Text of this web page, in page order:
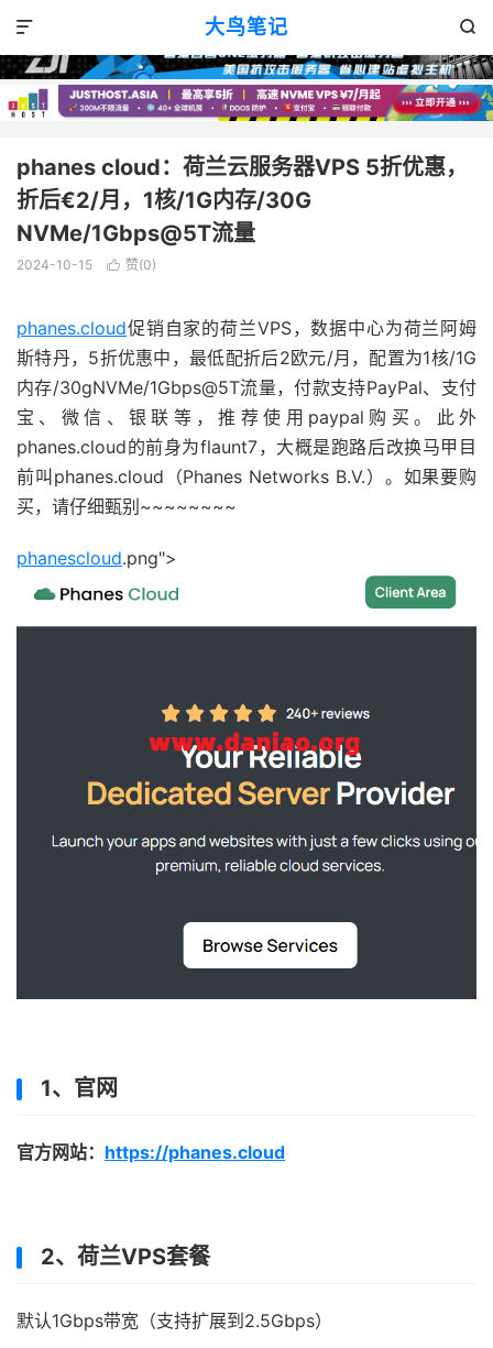
大鸟笔记 

VPS优惠
phanes cloud：荷兰云服务器VPS 5折优惠，
折后€2/月，1核/1G内存/30G
NVMe/1Gbps@5T流量
2024-10-15  赞(0)
phanes.cloud促销自家的荷兰VPS，数据中心为荷兰阿姆
斯特丹，5折优惠中，最低配折后2欧元/月，配置为1核/1G
内存/30gNVMe/1Gbps@5T流量，付款支持PayPal、支付
宝、微信、银联等，推荐使用paypal购买。此外
phanes.cloud的前身为flaunt7，大概是跑路后改换马甲目
前叫phanes.cloud（Phanes Networks B.V.）。如果要购
买，请仔细甄别~~~~~~~~
phanescloud.png">
1、官网
官方网站： https://phanes.cloud
2、荷兰VPS套餐
默认1Gbps带宽（支持扩展到2.5Gbps）